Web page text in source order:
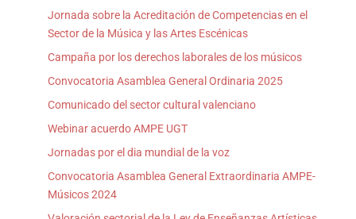
Jornada sobre la Acreditación de Competencias en el
Sector de la Música y las Artes Escénicas
Campaña por los derechos laborales de los músicos
Convocatoria Asamblea General Ordinaria 2025
Comunicado del sector cultural valenciano
Webinar acuerdo AMPE UGT
Jornadas por el dia mundial de la voz
Convocatoria Asamblea General Extraordinaria AMPE-
Músicos 2024